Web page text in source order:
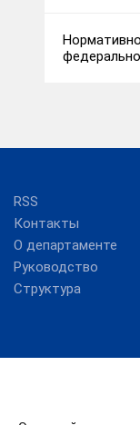
RSS
Контакты
О департаменте
Руководство
Структура